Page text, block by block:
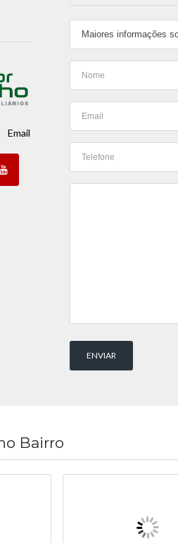
Email
Bairro